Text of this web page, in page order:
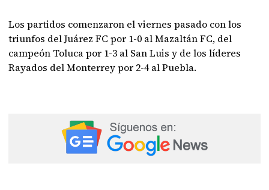
Los partidos comenzaron el viernes pasado con los
triunfos del Juárez FC por 1-0 al Mazaltán FC, del
campeón Toluca por 1-3 al San Luis y de los líderes
Rayados del Monterrey por 2-4 al Puebla.